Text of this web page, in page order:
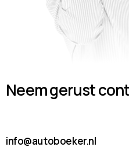
Neem gerust
info@autoboeker.nl